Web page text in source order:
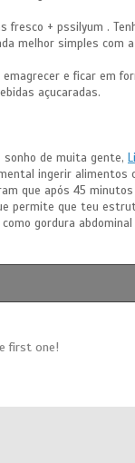
fresco + pssilyum .
melhor simples com a
e ficar em
açucaradas.
sonho de muita gente,
ingerir
que após 45
permite que teu
gordura
first one!